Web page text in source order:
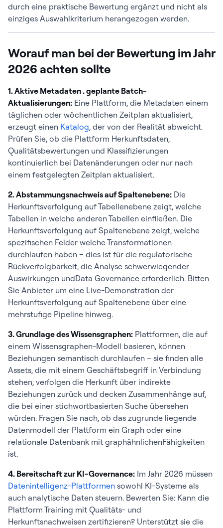
Wissensgrafik
Eine Ebene
Datensätze, Begriffe,
Eigentümer und
Herkunftsdaten zu
einem abfragbaren
Netzwerk verknüpft
Natives
Abfragen
KI-Governance
Zertifizierung von
Trainingsdaten,
Modellherkunft,
Kontrollen der RAG-
Pipeline, Drift-
Entwickelt
der Roadmap
durch eine praktische Bewertung ergänzt und nicht als
einziges Auswahlkriterium herangezogen werden.
Worauf man bei der Bewertung im Jahr
2026 achten sollte
1. Aktive Metadaten . geplante Batch-
Aktualisierungen: Eine Plattform, die Metadaten einem
täglichen oder wöchentlichen Zeitplan aktualisiert,
erzeugt einen Katalog, der von der Realität abweicht.
Prüfen Sie, ob die Plattform Herkunftsdaten,
Qualitätsbewertungen und Klassifizierungen
kontinuierlich bei Datenänderungen oder nur nach
einem festgelegten Zeitplan aktualisiert.
2. Abstammungsnachweis auf Spaltenebene: Die
Herkunftsverfolgung auf Tabellenebene zeigt, welche
Tabellen in welche anderen Tabellen einfließen. Die
Herkunftsverfolgung auf Spaltenebene zeigt, welche
spezifischen Felder welche Transformationen
durchlaufen haben – dies ist für die regulatorische
Rückverfolgbarkeit, die Analyse schwerwiegender
Auswirkungen undData Governance erforderlich. Bitten
Sie Anbieter um eine Live-Demonstration der
Herkunftsverfolgung auf Spaltenebene über eine
mehrstufige Pipeline hinweg.
3. Grundlage des Wissensgraphen: Plattformen, die auf
einem Wissensgraphen-Modell basieren, können
Beziehungen semantisch durchlaufen – sie finden alle
Assets, die mit einem Geschäftsbegriff in Verbindung
stehen, verfolgen die Herkunft über indirekte
Beziehungen zurück und decken Zusammenhänge auf,
die bei einer stichwortbasierten Suche übersehen
würden. Fragen Sie nach, ob das zugrunde liegende
Datenmodell der Plattform ein Graph oder eine
relationale Datenbank mit graphähnlichenFähigkeiten
ist.
4. Bereitschaft zur KI-Governance: Im Jahr 2026 müssen
Datenintelligenz-Plattformen sowohl KI-Systeme als
auch analytische Daten steuern. Bewerten Sie: Kann die
Plattform Training mit Qualitäts- und
Herkunftsnachweisen zertifizieren? Unterstützt sie die